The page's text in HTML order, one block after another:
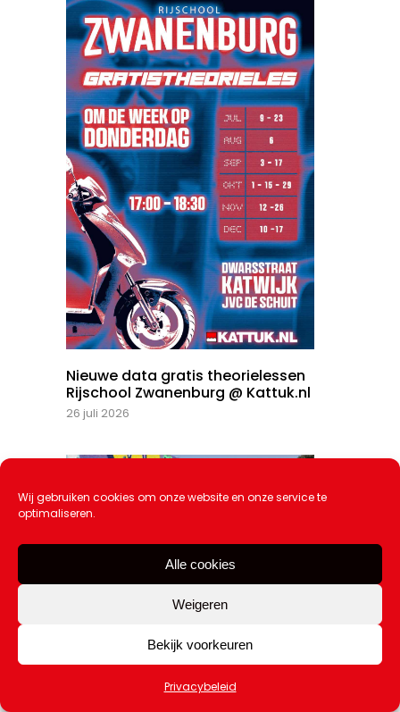
Wij gebruiken cookies om onze website en onze service te
optimaliseren.
Alle cookies
Weigeren
Bekijk voorkeuren
Privacybeleid
Nieuwe data gratis theorielessen
Rijschool Zwanenburg @ Kattuk.nl
26 juli 2026
4 augustus: Graffitiworkshop (12-17
jr.)